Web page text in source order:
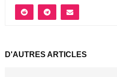
D'AUTRES ARTICLES